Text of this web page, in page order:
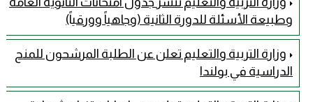
وطبيعة الأسئلة للدورة الثانية (وجاهياً وورقياً)
وزارة التربية والتعليم تعلن عن الطلبة المرشحون للمنح
الدراسية في بولندا